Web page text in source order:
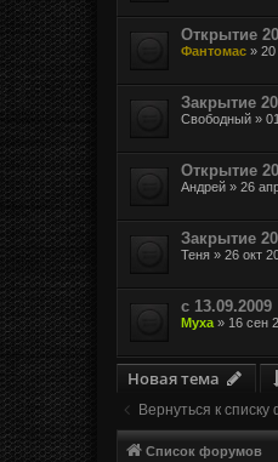
Открытие
Фантомас » 20
Закрытие
Свободный »
Открытие
Андрей » 26
Закрытие
Теня » 26 окт
с 13.09.2009
Муха » 16 сен
Новая тема
Вернуться к
Список форумов